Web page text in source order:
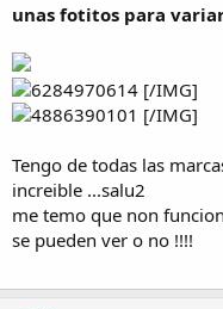
unas fotitos para variar
[/IMG]
[/IMG]
Tengo de todas las
increible ...salu2
me temo que non
se pueden ver o no !!!!